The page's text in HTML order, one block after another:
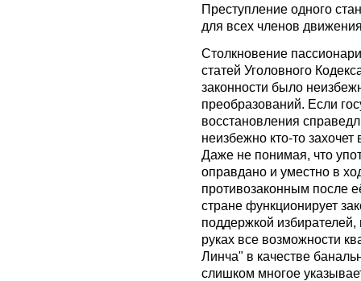
Преступление одного
для всех членов
Столкновение
статей Уголовного
законности было
преобразований. Если
восстановления
неизбежно кто-то
Даже не понимая, что
оправдано и уместно в
противозаконным после
стране функционирует
поддержкой
руках все возможности
Линча" в качестве
слишком многое